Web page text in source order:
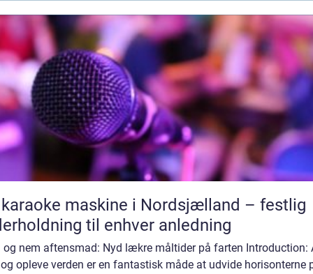
maskine i Nordsjælland – festlig
til enhver anledning
og nem aftensmad: Nyd lækre måltider på farten Introduction:
opleve verden er en fantastisk måde at udvide horisonterne